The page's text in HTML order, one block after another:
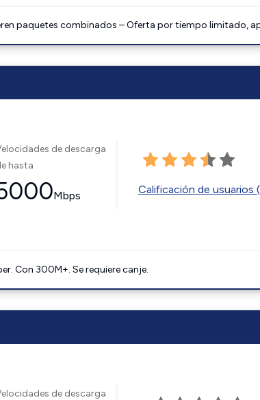
paquetes combinados – Oferta por tiempo limitado,
de descarga
hasta
Mbps Calificación de usuarios
Con 300M+. Se requiere canje.
de descarga